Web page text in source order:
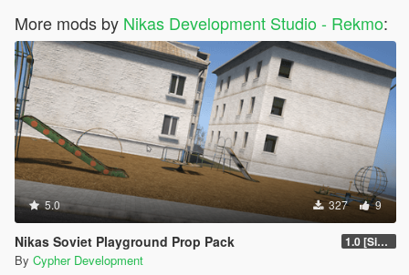
More mods by Nikas Development Studio - Rekmo:
5.0 327 9
Nikas Soviet Playground Prop Pack 1.0 [Singleplayer & FiveM Addon]
By Cypher Development